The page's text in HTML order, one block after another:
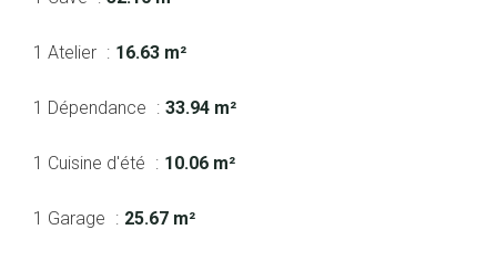
1 Atelier 16.63 m²
1 Dépendance 33.94 m²
1 Cuisine d'été 10.06 m²
1 Garage 25.67 m²